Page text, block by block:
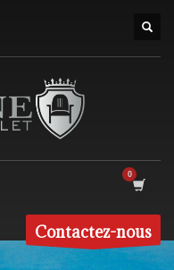
Contactez-nous